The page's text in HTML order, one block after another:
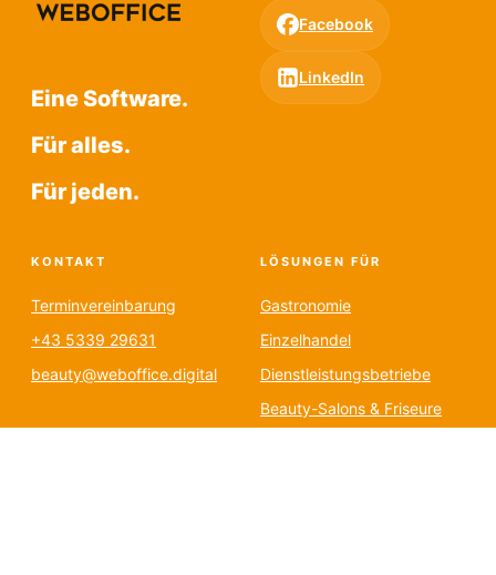
Eine Software.
Für alles.
Für jeden.
Facebook
LinkedIn
KONTAKT
Terminvereinbarung
+43 5339 29631
beauty@weboffice.digital
LÖSUNGEN FÜR
Gastronomie
Einzelhandel
Dienstleistungsbetriebe
Beauty-Salons & Friseure